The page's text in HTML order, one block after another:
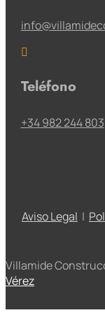

Teléfono
+34 982 244 803
Aviso Legal |
Villamide
Vérez